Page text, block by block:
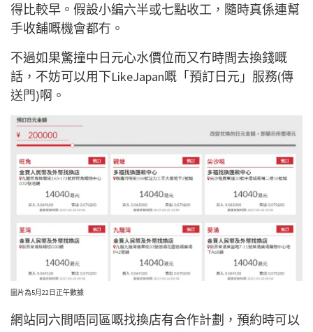
得比較早。假設小編六半或七點收工，隨時真係連幫
手收舖嘅機會都冇。
不過如果驚撞中日元心水價位而又冇時間去換錢嘅
話，不妨可以用下LikeJapan嘅「預訂日元」服務(傳
送門)啊。
圖片為5月22日正午數據
網站同六間唔同區嘅找換店有合作計劃，預約時可以